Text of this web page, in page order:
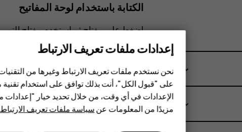
الكتابة باستخدام لوحة المفاتيح
اضغط على مفتاح ثم استخدم مفتاح
لإدخال مسافة اضغط على0
.
لكتابة حرف خاص أو علامة ترقيم خاصة،
للتبديل بين حالات الحروف، اضغط على
لإدخال رقم، اضغط مع الاستمرار على
إعدادات ملفات تعريف الارتباط
نحن نستخدم ملفات تعريف الارتباط وغيرها من
على "قبول الكل"، أنت بذلك توافق على استخدام تقنية
الإعدادات في أي وقت، من خلال تحديد خيار
مزيدًا من المعلومات عنسياسة ملفات تعريف الارتباط